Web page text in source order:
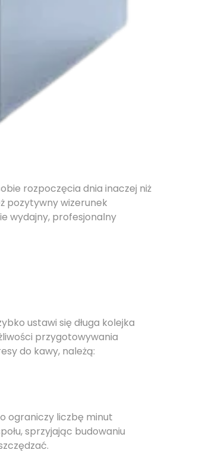
rozpoczęcia dnia inaczej niż
pozytywny wizerunek
wydajny, profesjonalny
ustawi się długa kolejka
przygotowywania
do kawy, należą:
ograniczy liczbę minut
sprzyjając budowaniu